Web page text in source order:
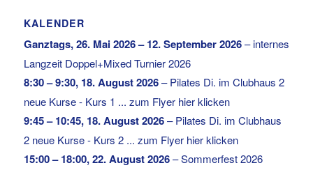
KALENDER
Ganztags,26. Mai 2026– 12. September 2026–internes
Langzeit Doppel+Mixed Turnier 2026
8:30– 9:30, 18. August 2026–Pilates Di. im Clubhaus 2
neue Kurse - Kurs 1 ... zum Flyer hier klicken
9:45– 10:45, 18. August 2026–Pilates Di. im Clubhaus
2 neue Kurse - Kurs 2 ... zum Flyer hier klicken
15:00– 18:00,22. August 2026–Sommerfest 2026